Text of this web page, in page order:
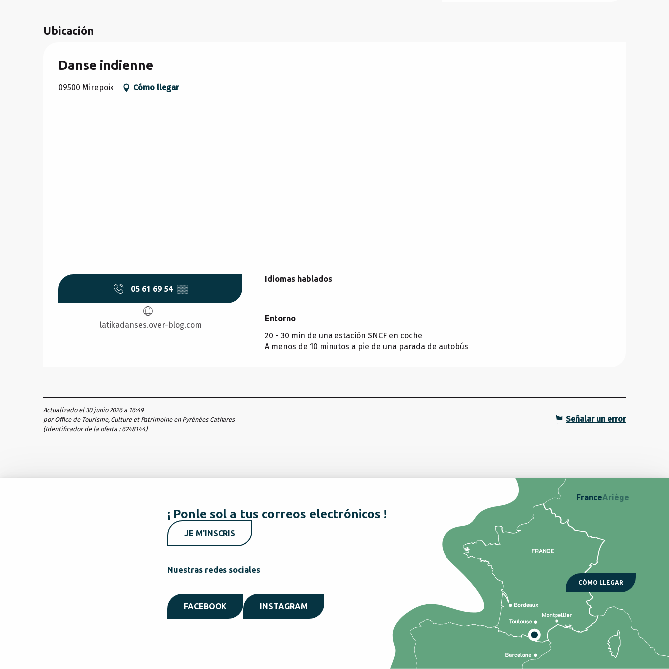
Ubicación
Danse indienne
09500 Mirepoix Cómo llegar
05 61 69 54 ▒▒
latikadanses.over-blog.com
Idiomas hablados
Idiomas hablados
Entorno
Entorno
20 - 30 min de una estación SNCF en coche
A menos de 10 minutos a pie de una parada de autobús
Actualizado el 30 junio 2026 a 16:49
por Office de Tourisme, Culture et Patrimoine en Pyrénées Cathares
(Identificador de la oferta : 6248144)
Señalar un error
¡ Ponle sol a tus correos electrónicos !
JE M'INSCRIS
Nuestras redes sociales
FACEBOOK INSTAGRAM
CÓMO LLEGAR
FranceAriège